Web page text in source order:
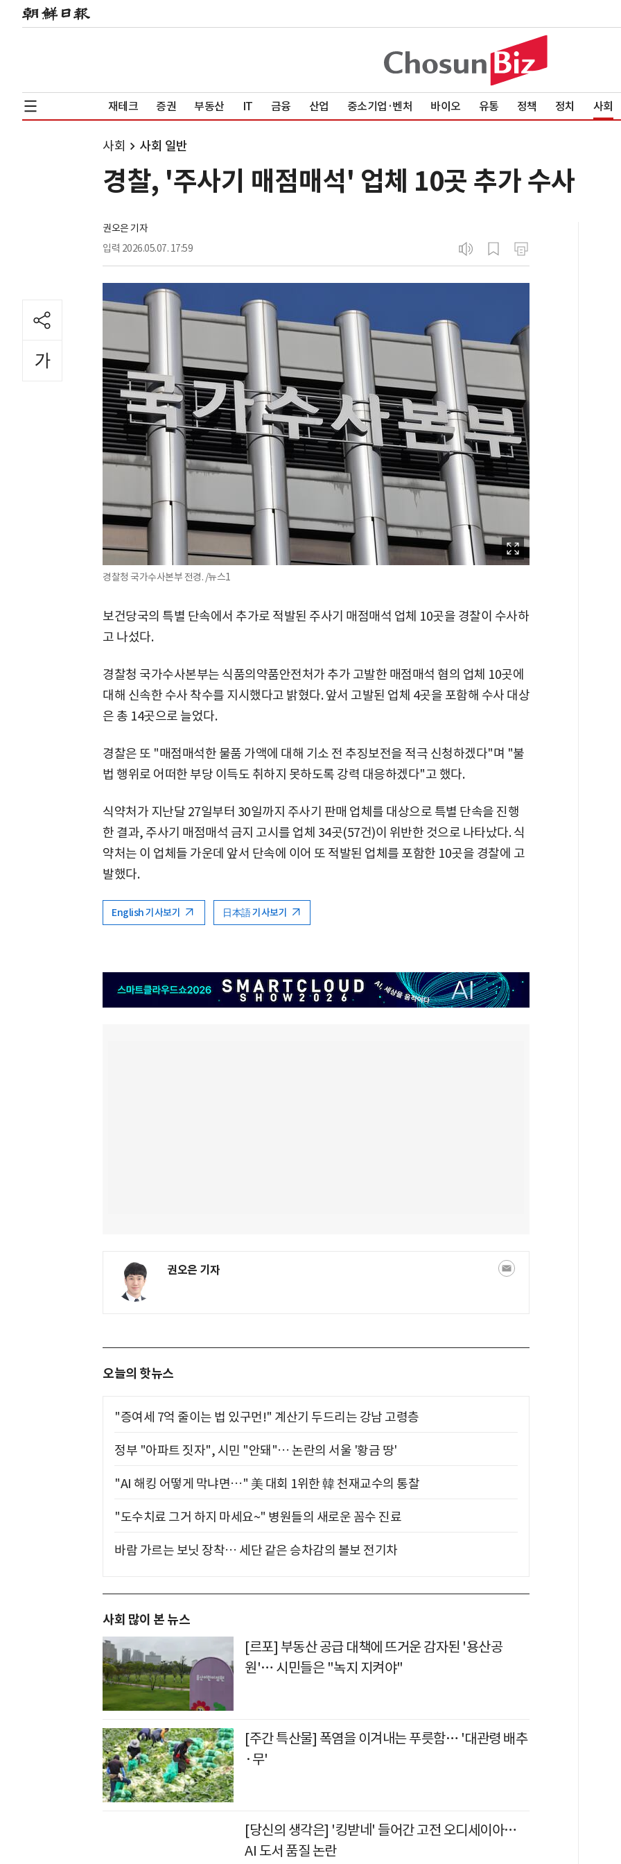
재테크 증권 부동산 IT 금융 산업 중소기업·벤처 바이오 유통 정책 정치 사회
사회 사회 일반
경찰, '주사기 매점매석' 업체 10곳 추가 수사
권오은 기자
입력 2026.05.07. 17:59
경찰청 국가수사본부 전경. /뉴스1
보건당국의 특별 단속에서 추가로 적발된 주사기 매점매석 업체 10곳을 경찰이 수사하
고 나섰다.
경찰청 국가수사본부는 식품의약품안전처가 추가 고발한 매점매석 혐의 업체 10곳에
대해 신속한 수사 착수를 지시했다고 밝혔다. 앞서 고발된 업체 4곳을 포함해 수사 대상
은 총 14곳으로 늘었다.
경찰은 또 "매점매석한 물품 가액에 대해 기소 전 추징보전을 적극 신청하겠다"며 "불
법 행위로 어떠한 부당 이득도 취하지 못하도록 강력 대응하겠다"고 했다.
식약처가 지난달 27일부터 30일까지 주사기 판매 업체를 대상으로 특별 단속을 진행
한 결과, 주사기 매점매석 금지 고시를 업체 34곳(57건)이 위반한 것으로 나타났다. 식
약처는 이 업체들 가운데 앞서 단속에 이어 또 적발된 업체를 포함한 10곳을 경찰에 고
발했다.
English 기사보기 日本語 기사보기
권오은 기자
오늘의 핫뉴스
"증여세 7억 줄이는 법 있구먼!" 계산기 두드리는 강남 고령층
정부 "아파트 짓자", 시민 "안돼"… 논란의 서울 '황금 땅'
"AI 해킹 어떻게 막냐면…" 美 대회 1위한 韓 천재교수의 통찰
"도수치료 그거 하지 마세요~" 병원들의 새로운 꼼수 진료
바람 가르는 보닛 장착… 세단 같은 승차감의 볼보 전기차
사회 많이 본 뉴스
[르포] 부동산 공급 대책에 뜨거운 감자된 '용산공
원'… 시민들은 "녹지 지켜야"
[주간 특산물] 폭염을 이겨내는 푸릇함… '대관령 배추
·무'
[당신의 생각은] '킹받네' 들어간 고전 오디세이아…
AI 도서 품질 논란